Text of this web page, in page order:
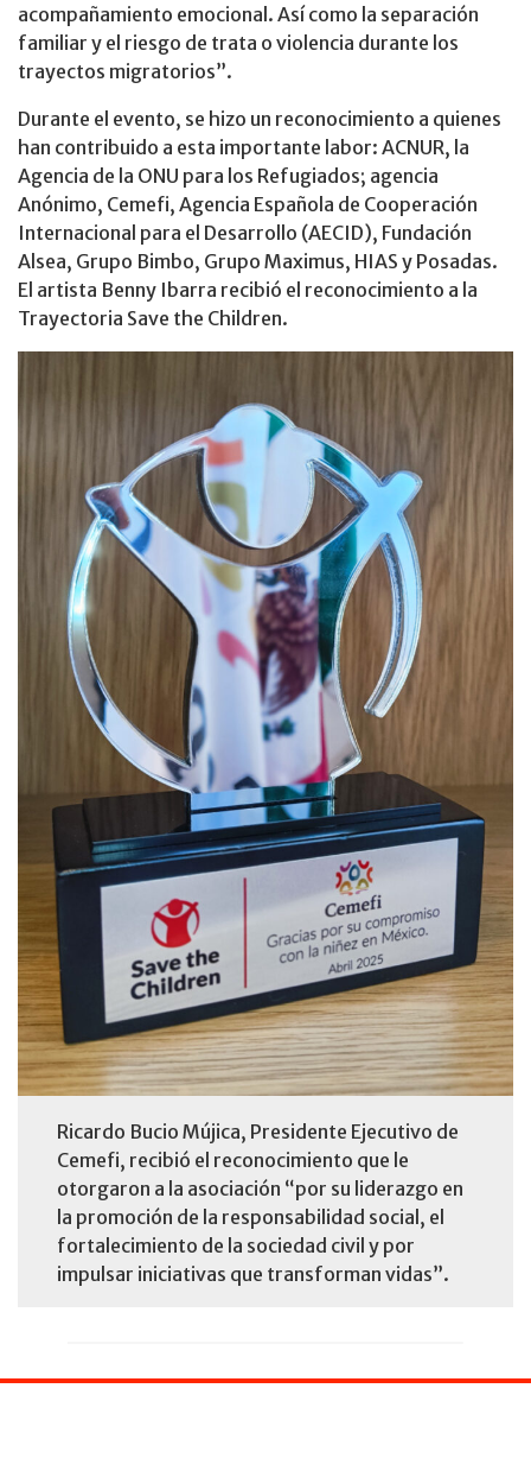
acompañamiento emocional. Así como la separación
familiar y el riesgo de trata o violencia durante los
trayectos migratorios”.
Durante el evento, se hizo un reconocimiento a quienes
han contribuido a esta importante labor: ACNUR, la
Agencia de la ONU para los Refugiados; agencia
Anónimo, Cemefi, Agencia Española de Cooperación
Internacional para el Desarrollo (AECID), Fundación
Alsea, Grupo Bimbo, Grupo Maximus, HIAS y Posadas.
El artista Benny Ibarra recibió el reconocimiento a la
Trayectoria Save the Children.
Ricardo Bucio Mújica, Presidente Ejecutivo de
Cemefi, recibió el reconocimiento que le
otorgaron a la asociación “por su liderazgo en
la promoción de la responsabilidad social, el
fortalecimiento de la sociedad civil y por
impulsar iniciativas que transforman vidas”.